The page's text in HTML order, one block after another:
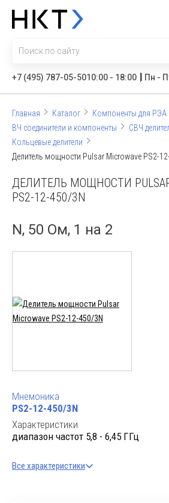
+7 (495) 787-05-5010:00 - 18:00 Пн -
Главная Каталог
Компоненты для РЭА
ВЧ соединители и компоненты
СВЧ
Кольцевые делители
Делитель мощности Pulsar Microwave PS2-
ДЕЛИТЕЛЬ МОЩНОСТИ PULSAR
PS2-12-450/3N
N, 50 Ом, 1 на 2
Мнемоника
PS2-12-450/3N
Характеристики
диапазон частот 5,8 - 6,45 ГГц
Все характеристики